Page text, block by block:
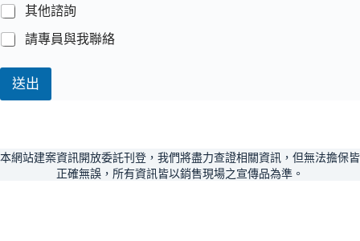
其他諮詢
請專員與我聯絡
送出
本網站建案資訊開放委託刊登，我們將盡力查證相關資訊，但無法擔保皆
正確無誤，所有資訊皆以銷售現場之宣傳品為準。